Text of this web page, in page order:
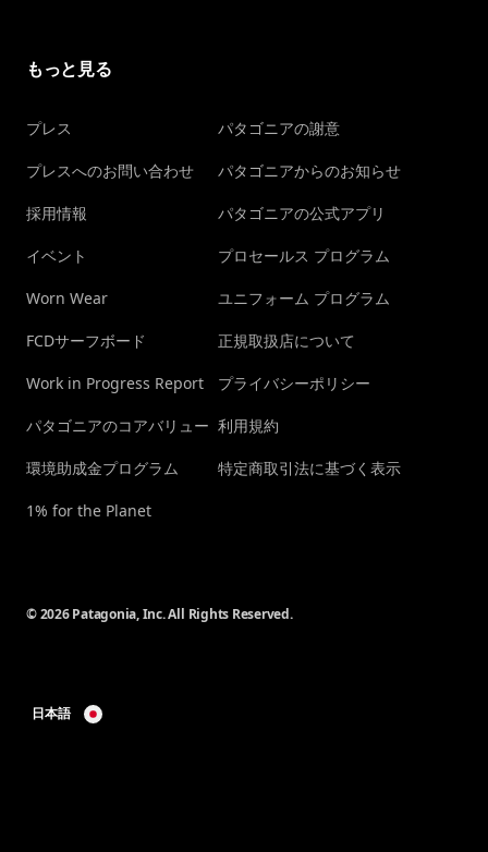
もっと見る
プレス
プレスへのお問い合わせ
採用情報
イベント
Worn Wear
FCDサーフボード
Work in Progress Report
パタゴニアのコアバリュー
環境助成金プログラム
1% for the Planet
パタゴニアの謝意
パタゴニアからのお知らせ
パタゴニアの公式アプリ
プロセールス プログラム
ユニフォーム プログラム
正規取扱店について
プライバシーポリシー
利用規約
特定商取引法に基づく表示
© 2026 Patagonia, Inc. All Rights Reserved.
日本語